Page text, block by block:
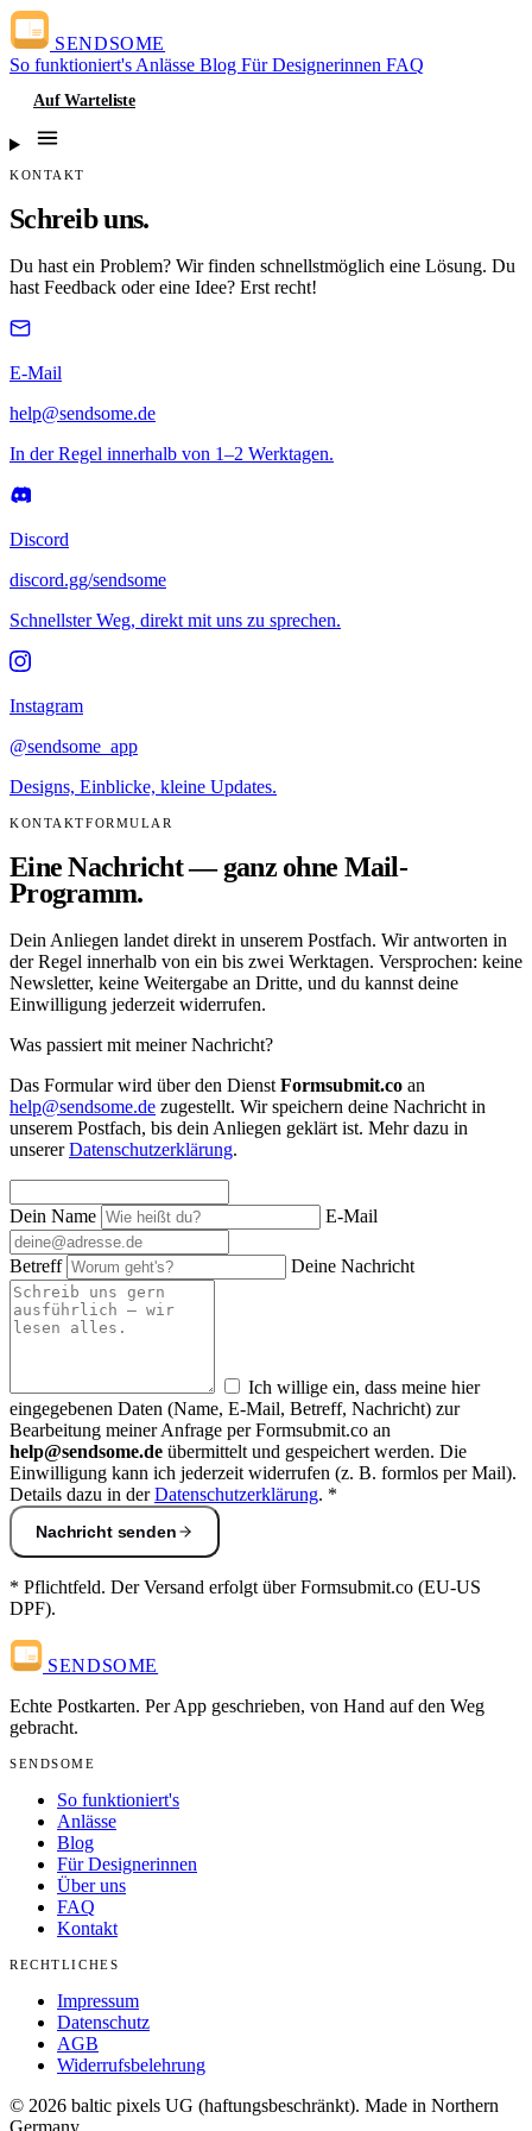
SENDSOME
So funktioniert's Anlässe Blog Für Designerinnen FAQ
Auf Warteliste
KONTAKT
Schreib uns.
Du hast ein Problem? Wir finden schnellstmöglich eine Lösung. Du
hast Feedback oder eine Idee? Erst recht!
E-Mail
help@sendsome.de
In der Regel innerhalb von 1–2 Werktagen.
Discord
discord.gg/sendsome
Schnellster Weg, direkt mit uns zu sprechen.
Instagram
@sendsome_app
Designs, Einblicke, kleine Updates.
KONTAKTFORMULAR
Eine Nachricht — ganz ohne Mail-
Programm.
Dein Anliegen landet direkt in unserem Postfach. Wir antworten in
der Regel innerhalb von ein bis zwei Werktagen. Versprochen: keine
Newsletter, keine Weitergabe an Dritte, und du kannst deine
Einwilligung jederzeit widerrufen.
Was passiert mit meiner Nachricht?
Das Formular wird über den Dienst Formsubmit.co an
help@sendsome.de zugestellt. Wir speichern deine Nachricht in
unserem Postfach, bis dein Anliegen geklärt ist. Mehr dazu in
unsererDatenschutzerklärung.
Dein Name E-Mail
Betreff Deine Nachricht
Ich willige ein, dass meine hier
eingegebenen Daten (Name, E-Mail, Betreff, Nachricht) zur
Bearbeitung meiner Anfrage per Formsubmit.co an
help@sendsome.de übermittelt und gespeichert werden. Die
Einwilligung kann ich jederzeit widerrufen (z. B. formlos per Mail).
Details dazu in derDatenschutzerklärung. *
Nachricht senden
* Pflichtfeld. Der Versand erfolgt über Formsubmit.co (EU-US
DPF).
SENDSOME
Echte Postkarten. Per App geschrieben, von Hand auf den Weg
gebracht.
SENDSOME
So funktioniert's
Anlässe
Blog
Für Designerinnen
Über uns
FAQ
Kontakt
RECHTLICHES
Impressum
Datenschutz
AGB
Widerrufsbelehrung
© 2026 baltic pixels UG (haftungsbeschränkt). Made in Northern
Germany.